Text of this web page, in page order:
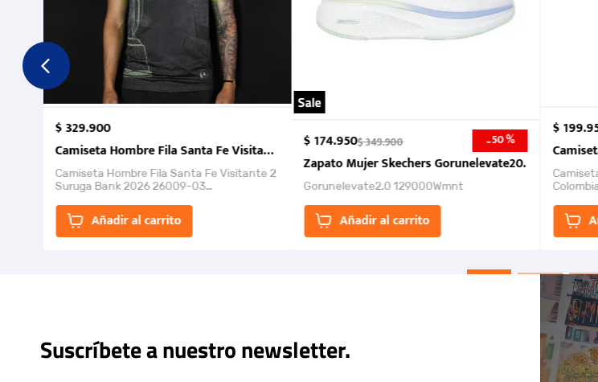
$329.900
Camiseta Hombre Fila Santa Fe Visitante 2 Suruga Bank 2026
Camiseta Hombre Fila Santa Fe Visitante 2
Suruga Bank 2026 26009-03
la Et...
Añadir al carrito
Sale
$174.950$349.900 -50 %
Zapato Mujer Skechers Gorunelevate20.
Gorunelevate2.0 129000Wmnt
Añadir al carrito
$199.
un estilo
Suscríbete a nuestro newsletter.